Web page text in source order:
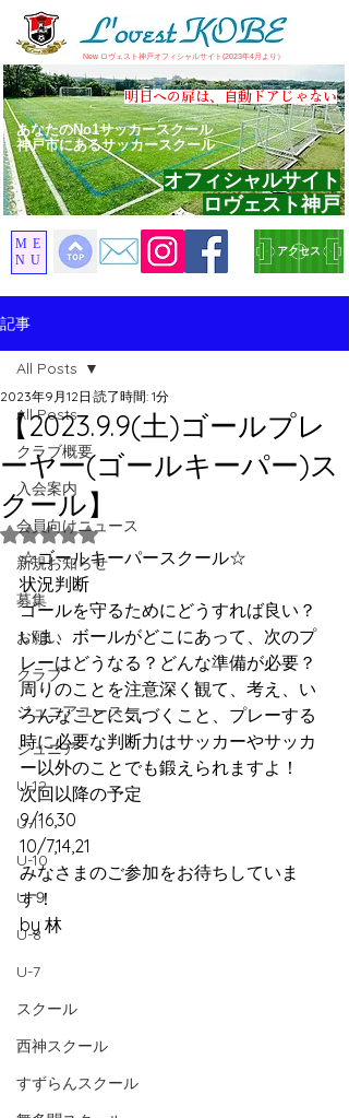
​New ロヴェスト神戸オフィシャルサイト(2023年4月より）
​明日への扉は、自動ドアじゃない
あなたのNo1サッカースクール
神戸市にあるサッカースクール
アクセス
オフィシャルサイト
ロヴェスト神戸
ME
NU
記事
All Posts
クラブ概要
入会案内
会員向けニュース
新規お知らせ
募集
お願い
クラブ
ジュニアユース
ジュニア
U-12
U-11
U-10
U-９
U-8
U-7
スクール
西神スクール
すずらんスクール
All Posts
【2023.9.9(土)ゴールプレ
ーヤー(ゴールキーパー)ス
クール】
2023年9月12日 読了時間: 1分
5つ星のうちNaNと評価されています。
☆ゴールキーパースクール☆
状況判断
ゴールを守るためにどうすれば良い？
いま、ボールがどこにあって、次のプ
レーはどうなる？どんな準備が必要？
周りのことを注意深く観て、考え、い
ろんなことに気づくこと、プレーする
時に必要な判断力はサッカーやサッカ
ー以外のことでも鍛えられますよ！
次回以降の予定
9/16,30
10/7,14,21
みなさまのご参加をお待ちしていま
す！
by 林